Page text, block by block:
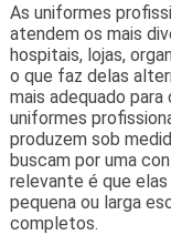
As uniformes
atendem os mais
hospitais, lojas,
o que faz delas
mais adequado
uniformes
produzem sob
buscam por uma
relevante é que
pequena ou larga
completos.